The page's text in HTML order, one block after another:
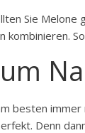
Sie
kombinieren.
besten
Denn